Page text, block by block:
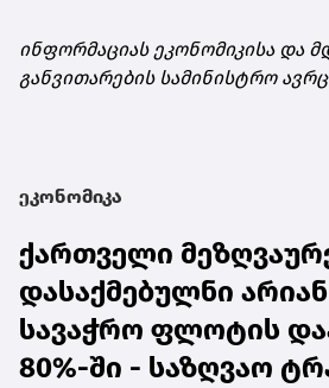
ინფორმაციას ეკონომიკისა და
განვითარების სამინისტრო
ეკონომიკა
ქართველი
დასაქმებულნი
სავაჭრო ფლოტის
80%-ში - საზღვაო